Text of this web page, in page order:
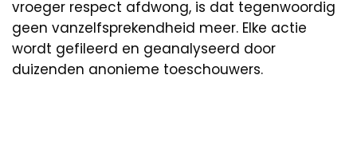
vroeger respect afdwong, is dat tegenwoordig
geen vanzelfsprekendheid meer. Elke actie
wordt gefileerd en geanalyseerd door
duizenden anonieme toeschouwers.